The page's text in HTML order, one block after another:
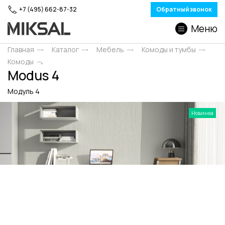
+7 (495) 662-87-32 Обратный звонок
Меню
Главная Каталог Мебель
Комоды и тумбы
Комоды
Modus 4
Модуль 4
Новинка